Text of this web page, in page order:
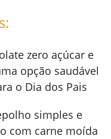
zero açúcar e
opção saudável
o Dia dos Pais
simples e
com carne moída